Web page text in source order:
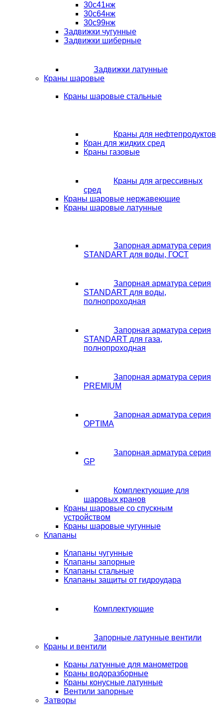
30с41нж
30с64нж
30с99нж
Задвижки чугунные
Задвижки шиберные
Задвижки латунные
Краны шаровые
Краны шаровые стальные
Краны для нефтепродуктов
Кран для жидких сред
Краны газовые
Краны для агрессивных
сред
Краны шаровые нержавеющие
Краны шаровые латунные
Запорная арматура серия
STANDART для воды, ГОСТ
Запорная арматура серия
STANDART для воды,
полнопроходная
Запорная арматура серия
STANDART для газа,
полнопроходная
Запорная арматура серия
PREMIUM
Запорная арматура серия
OPTIMA
Запорная арматура серия
GP
Комплектующие для
шаровых кранов
Краны шаровые со спускным
устройством
Краны шаровые чугунные
Клапаны
Клапаны чугунные
Клапаны запорные
Клапаны стальные
Клапаны защиты от гидроудара
Комплектующие
Запорные латунные вентили
Краны и вентили
Краны латунные для манометров
Краны водоразборные
Краны конусные латунные
Вентили запорные
Затворы